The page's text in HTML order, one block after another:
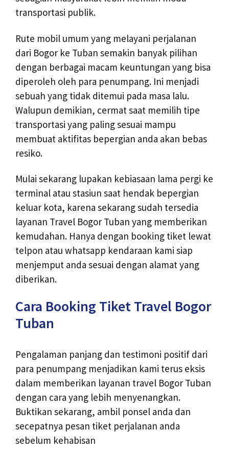
transportasi publik.
Rute mobil umum yang melayani perjalanan
dari Bogor ke Tuban semakin banyak pilihan
dengan berbagai macam keuntungan yang bisa
diperoleh oleh para penumpang. Ini menjadi
sebuah yang tidak ditemui pada masa lalu.
Walupun demikian, cermat saat memilih tipe
transportasi yang paling sesuai mampu
membuat aktifitas bepergian anda akan bebas
resiko.
Mulai sekarang lupakan kebiasaan lama pergi ke
terminal atau stasiun saat hendak bepergian
keluar kota, karena sekarang sudah tersedia
layanan Travel Bogor Tuban yang memberikan
kemudahan. Hanya dengan booking tiket lewat
telpon atau whatsapp kendaraan kami siap
menjemput anda sesuai dengan alamat yang
diberikan.
Cara Booking Tiket Travel Bogor
Tuban
Pengalaman panjang dan testimoni positif dari
para penumpang menjadikan kami terus eksis
dalam memberikan layanan travel Bogor Tuban
dengan cara yang lebih menyenangkan.
Buktikan sekarang, ambil ponsel anda dan
secepatnya pesan tiket perjalanan anda
sebelum kehabisan